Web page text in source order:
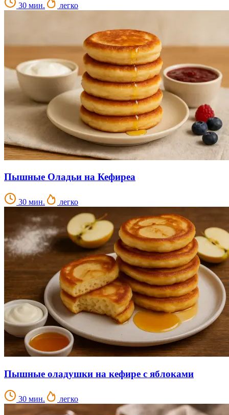
30 мин. легко
Пышные Оладьи на Кефиреа
30 мин. легко
Пышные оладушки на кефире с яблоками
30 мин. легко